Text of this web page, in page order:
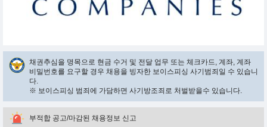
채권추심을 명목으로 현금 수거 및 전달 업무 또는 체크카드, 계좌, 계좌
비밀번호를 요구할 경우 채용을 빙자한 보이스피싱 사기범죄일 수 있습니
다.
※ 보이스피싱 범죄에 가담하면 사기방조죄로 처벌받을수 있습니다.
부적합 공고/마감된 채용정보 신고